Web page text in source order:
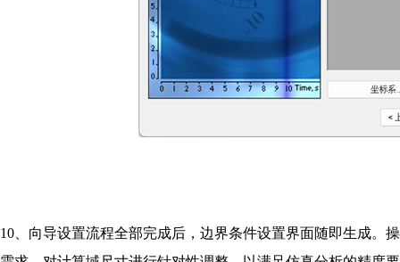
10、 向导设置流程全部完成后，边界条件设置界面随即生成。